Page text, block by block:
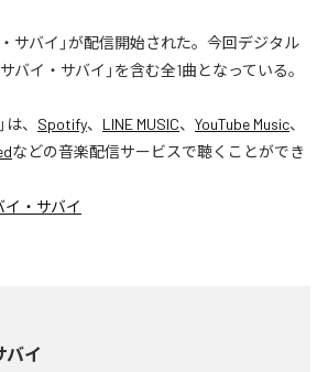
サバイ」が配信開始された。今回デジタル
バイ・サバイ」を含む全1曲となっている。
」は、 Spotify、 LINE MUSIC、 YouTube Music、
などの音楽配信サービスで聴くことができ
イ・サバイ
バイ